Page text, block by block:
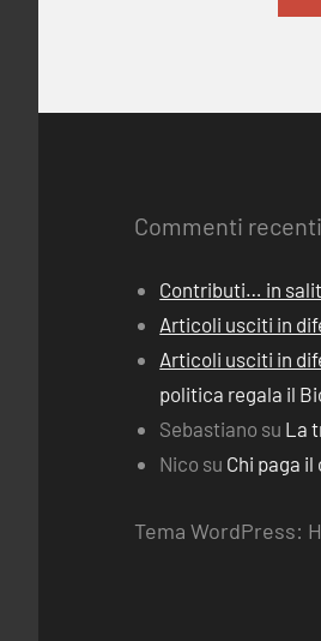
Commenti recenti
Contributi… in
Articoli usciti in
Articoli usciti in
politica regala il
Sebastiano su La
Nico su Chi paga
Tema WordPress: